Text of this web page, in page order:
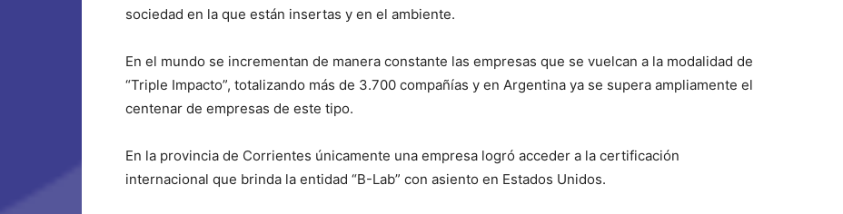
sociedad en la que están insertas y en el ambiente.
En el mundo se incrementan de manera constante las empresas que se vuelcan a la modalidad de
“Triple Impacto”, totalizando más de 3.700 compañías y en Argentina ya se supera ampliamente el
centenar de empresas de este tipo.
En la provincia de Corrientes únicamente una empresa logró acceder a la certificación
internacional que brinda la entidad “B-Lab” con asiento en Estados Unidos.